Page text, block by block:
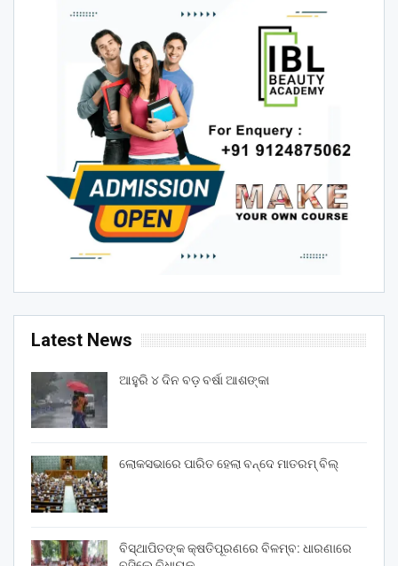
Latest News
ଆହୁରି ୪ ଦିନ ବଡ଼ ବର୍ଷା ଆଶଙ୍କା
ଲୋକସଭାରେ ପାରିତ ହେଲା ବନ୍ଦେ ମାତରମ୍‌ ବିଲ୍‌
ବିସ୍ଥାପିତଙ୍କ କ୍ଷତିପୂରଣରେ ବିଳମ୍ବ: ଧାରଣାରେ